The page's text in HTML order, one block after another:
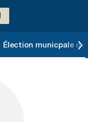
Élection municpale de